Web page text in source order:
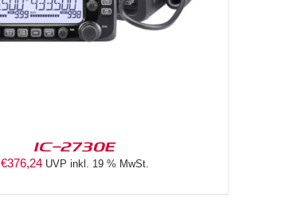
IC-2730E
€376,24 UVP inkl. 19 % MwSt.